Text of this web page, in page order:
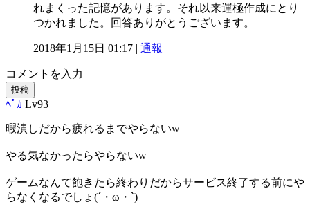
れまくった記憶があります。それ以来運極作成にとり
つかれました。回答ありがとうございます。
2018年1月15日 01:17 | 通報
コメントを入力
投稿
ﾍﾟｶ Lv93
暇潰しだから疲れるまでやらないw
やる気なかったらやらないw
ゲームなんて飽きたら終わりだからサービス終了する前にや
らなくなるでしょ(´・ω・`)